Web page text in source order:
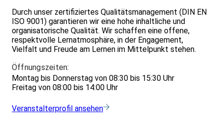
Durch unser zertifiziertes Qualitätsmanagement (DIN EN
ISO 9001) garantieren wir eine hohe inhaltliche und
organisatorische Qualität. Wir schaffen eine offene,
respektvolle Lernatmosphäre, in der Engagement,
Vielfalt und Freude am Lernen im Mittelpunkt stehen.
Öffnungszeiten:
Montag bis Donnerstag von 08:30 bis 15:30 Uhr
Freitag von 08:00 bis 14:00 Uhr
Veranstalterprofil ansehen